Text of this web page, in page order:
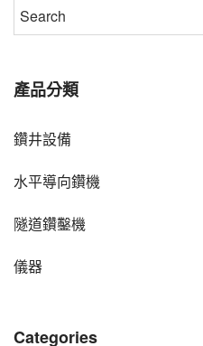
產品分類
鑽井設備
水平導向鑽機
隧道鑽鑿機
儀器
Categories